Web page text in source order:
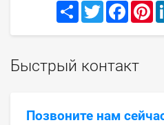
Share TwitterFacebook
Быстрый контакт
Позвоните нам